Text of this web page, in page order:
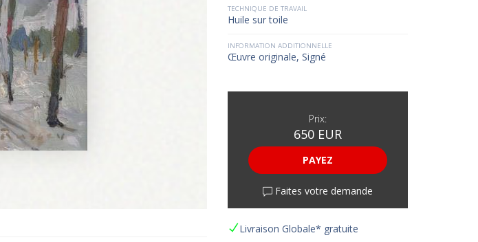
TECHNIQUE DE TRAVAIL
Huile sur toile
INFORMATION ADDITIONNELLE
Œuvre originale, Signé
Prix:
650 EUR
PAYEZ
Faites votre demande
Livraison Globale* gratuite